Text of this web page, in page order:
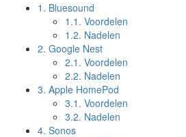
1. Bluesound
1.1. Voordelen
1.2. Nadelen
2. Google Nest
2.1. Voordelen
2.2. Nadelen
3. Apple HomePod
3.1. Voordelen
3.2. Nadelen
4. Sonos